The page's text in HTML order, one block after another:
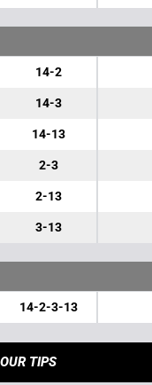
14-2
14-3
14-13
2-3
2-13
3-13
14-2-3-13
OUR TIPS